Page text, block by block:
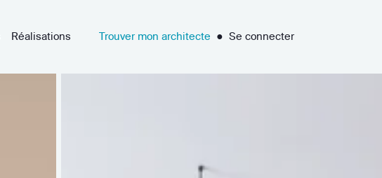
Réalisations Trouver mon architecte ● Se connecter